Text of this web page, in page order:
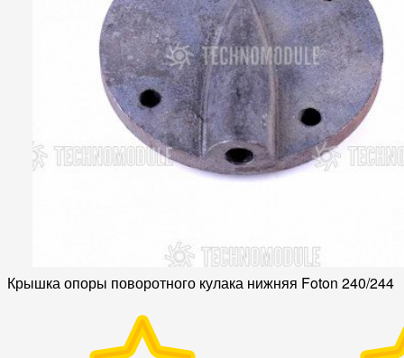
Крышка опоры поворотного кулака нижняя Foton 240/244